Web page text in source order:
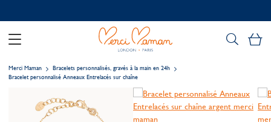
Merci Maman
Bracelets personnalisés, gravés à la main en 24h
Bracelet personnalisé Anneaux Entrelacés sur chaîne